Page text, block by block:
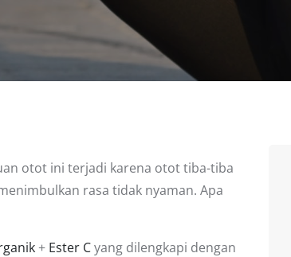
otot ini terjadi karena otot tiba-tiba
rasa tidak nyaman. Apa
+ Ester Cyang dilengkapi dengan